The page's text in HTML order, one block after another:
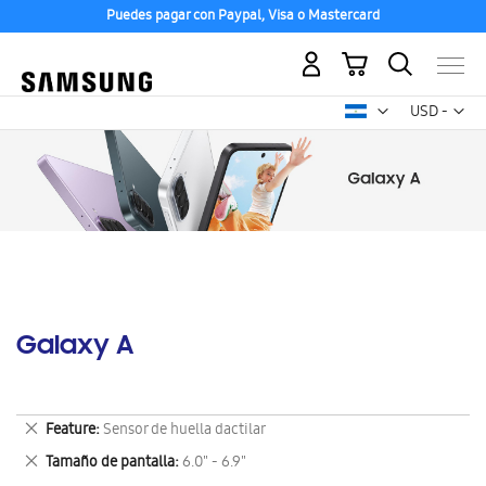
Puedes pagar con Paypal, Visa o Mastercard
USD -
dólar
Mi carrito
Galaxy A
Feature Sensor de huella dactilar
Eliminar
este
artículo
Tamaño de pantalla 6.0" - 6.9"
Eliminar